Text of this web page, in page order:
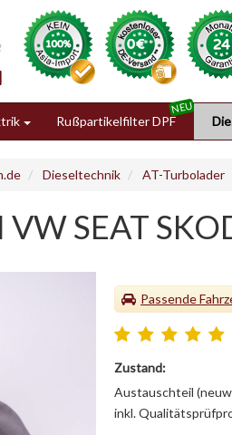
Rußpartikelfilter DPF
Dieseltechnik AT-Turbolader
SEAT
Passende
Zustand:
Austauschteil
inkl.